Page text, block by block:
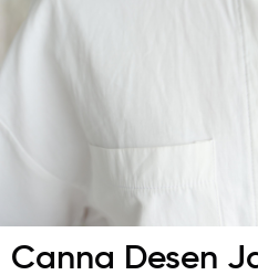
Canna Desen